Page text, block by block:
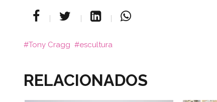
Tony Cragg escultura
RELACIONADOS